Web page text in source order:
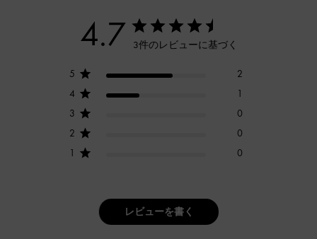
4.7 3件のレビューに基づく
5
2
4
1
3
0
2
0
1
0
レビューを書く